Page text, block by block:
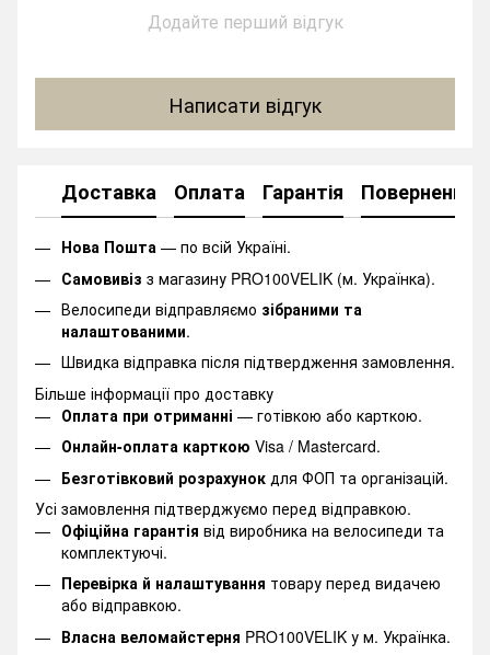
Додайте перший відгук
Написати відгук
Доставка Оплата Гарантія Повернення
Нова Пошта — по всій Україні.
Самовивіз з магазину PRO100VELIK (м. Українка).
Велосипеди відправляємо зібраними та
налаштованими.
Швидка відправка після підтвердження замовлення.
Більше інформації про доставку
Оплата при отриманні — готівкою або карткою.
Онлайн-оплата карткою Visa / Mastercard.
Безготівковий розрахунок для ФОП та організацій.
Усі замовлення підтверджуємо перед відправкою.
Офіційна гарантія від виробника на велосипеди та
комплектуючі.
Перевірка й налаштування товару перед видачею
або відправкою.
Власна веломайстерня PRO100VELIK у м. Українка.